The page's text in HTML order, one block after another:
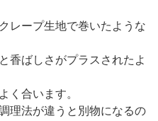
レープ生地で巻いたような
香ばしさがプラスされたよ
く合います。
理法が違うと別物になるの